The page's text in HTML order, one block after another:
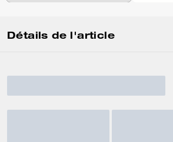
Détails de l'article